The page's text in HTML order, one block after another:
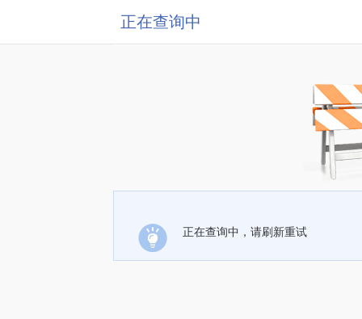
正在查询中
正在查询中，请刷新重试